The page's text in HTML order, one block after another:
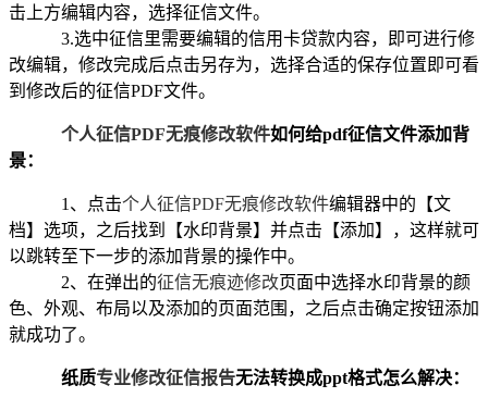
击上方编辑内容，选择征信文件。
3.选中征信里需要编辑的信用卡贷款内容，即可进行修
改编辑，修改完成后点击另存为，选择合适的保存位置即可看
到修改后的征信PDF文件。
个人征信PDF无痕修改软件如何给pdf征信文件添加背
景：
1、点击个人征信PDF无痕修改软件编辑器中的【文
档】选项，之后找到【水印背景】并点击【添加】，这样就可
以跳转至下一步的添加背景的操作中。
2、在弹出的征信无痕迹修改页面中选择水印背景的颜
色、外观、布局以及添加的页面范围，之后点击确定按钮添加
就成功了。
纸质专业修改征信报告无法转换成ppt格式怎么解决：